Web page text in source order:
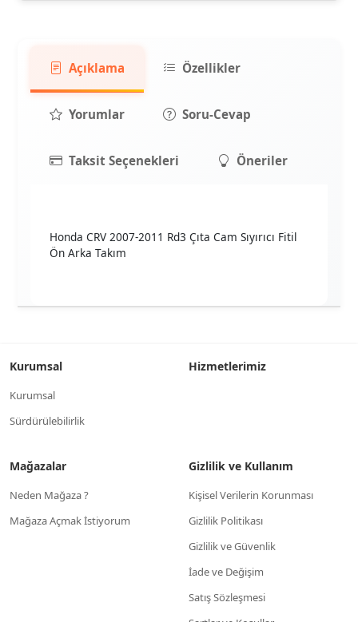
Açıklama Özellikler
Yorumlar Soru-Cevap
Taksit Seçenekleri Öneriler
Honda CRV 2007-2011 Rd3 Çıta Cam Sıyırıcı Fitil
Ön Arka Takım
Kurumsal
Kurumsal
Sürdürülebilirlik
Hizmetlerimiz
Mağazalar
Neden Mağaza ?
Mağaza Açmak İstiyorum
Gizlilik ve Kullanım
Kişisel Verilerin Korunması
Gizlilik Politikası
Gizlilik ve Güvenlik
İade ve Değişim
Satış Sözleşmesi